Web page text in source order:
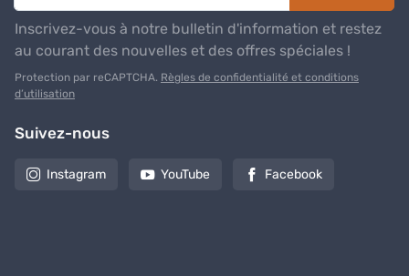
Inscrivez-vous à notre bulletin d'information et restez
au courant des nouvelles et des offres spéciales !
Protection par reCAPTCHA. Règles de confidentialité et conditions
d’utilisation
Suivez-nous
Instagram YouTube Facebook